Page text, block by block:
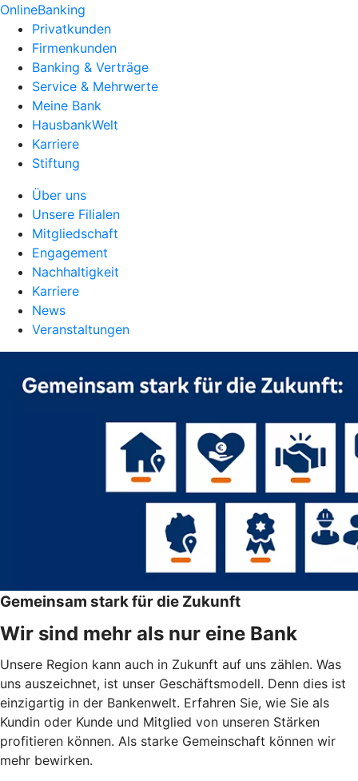
OnlineBanking
Privatkunden
Firmenkunden
Banking & Verträge
Service & Mehrwerte
Meine Bank
HausbankWelt
Karriere
Stiftung
Über uns
Unsere Filialen
Mitgliedschaft
Engagement
Nachhaltigkeit
Karriere
News
Veranstaltungen
Gemeinsam stark für die Zukunft
Wir sind mehr als nur eine Bank
Unsere Region kann auch in Zukunft auf uns zählen. Was
uns auszeichnet, ist unser Geschäftsmodell. Denn dies ist
einzigartig in der Bankenwelt. Erfahren Sie, wie Sie als
Kundin oder Kunde und Mitglied von unseren Stärken
profitieren können. Als starke Gemeinschaft können wir
mehr bewirken.